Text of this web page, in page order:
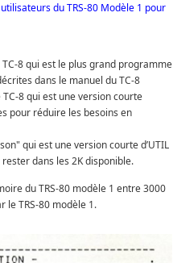
du TRS-80 Modèle 1 pour
8 qui est le plus grand programme
dans le manuel du TC-8
8 qui est une version courte
pour réduire les besoins en
qui est une version courte d’UTIL
dans les 2K disponible.
du TRS-80 modèle 1 entre 3000
le TRS-80 modèle 1.